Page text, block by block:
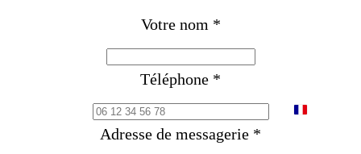
Votre nom *
Téléphone *
F
Adresse de messagerie *